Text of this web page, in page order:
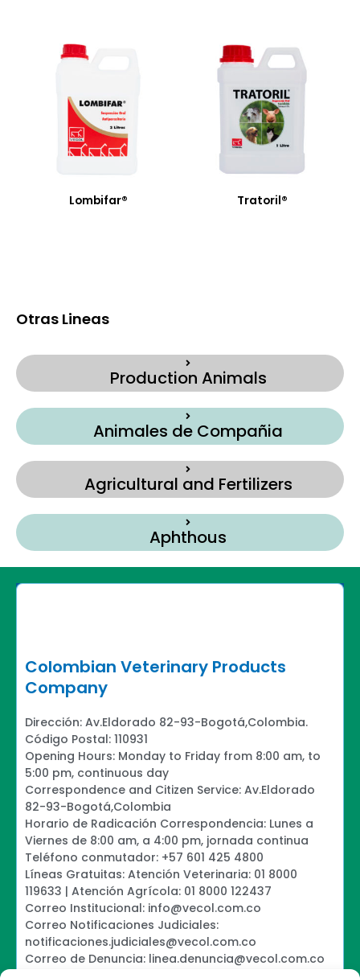
Lombifar® Tratoril®
Otras Lineas
Production Animals
Animales de Compañia
Agricultural and Fertilizers
Aphthous
Colombian Veterinary Products
Company
Dirección: Av.Eldorado 82-93-Bogotá,Colombia.
Código Postal: 110931
Opening Hours: Monday to Friday from 8:00 am, to
5:00 pm, continuous day
Correspondence and Citizen Service: Av.Eldorado
82-93-Bogotá,Colombia
Horario de Radicación Correspondencia: Lunes a
Viernes de 8:00 am, a 4:00 pm, jornada continua
Teléfono conmutador: +57 601 425 4800
Líneas Gratuitas: Atención Veterinaria: 01 8000
119633 | Atención Agrícola: 01 8000 122437
Correo Institucional: info@vecol.com.co
Correo Notificaciones Judiciales:
notificaciones.judiciales@vecol.com.co
Correo de Denuncia: linea.denuncia@vecol.com.co